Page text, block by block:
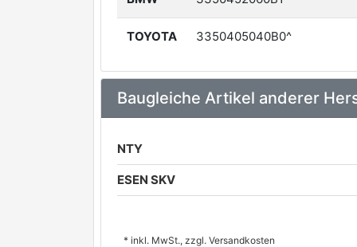
TOYOTA 3350405040B0^
Baugleiche Artikel anderer
NTY
ESEN SKV
* inkl. MwSt., zzgl. Versandkosten